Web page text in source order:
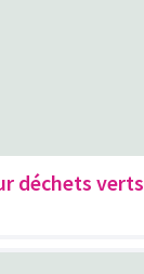
déchets verts